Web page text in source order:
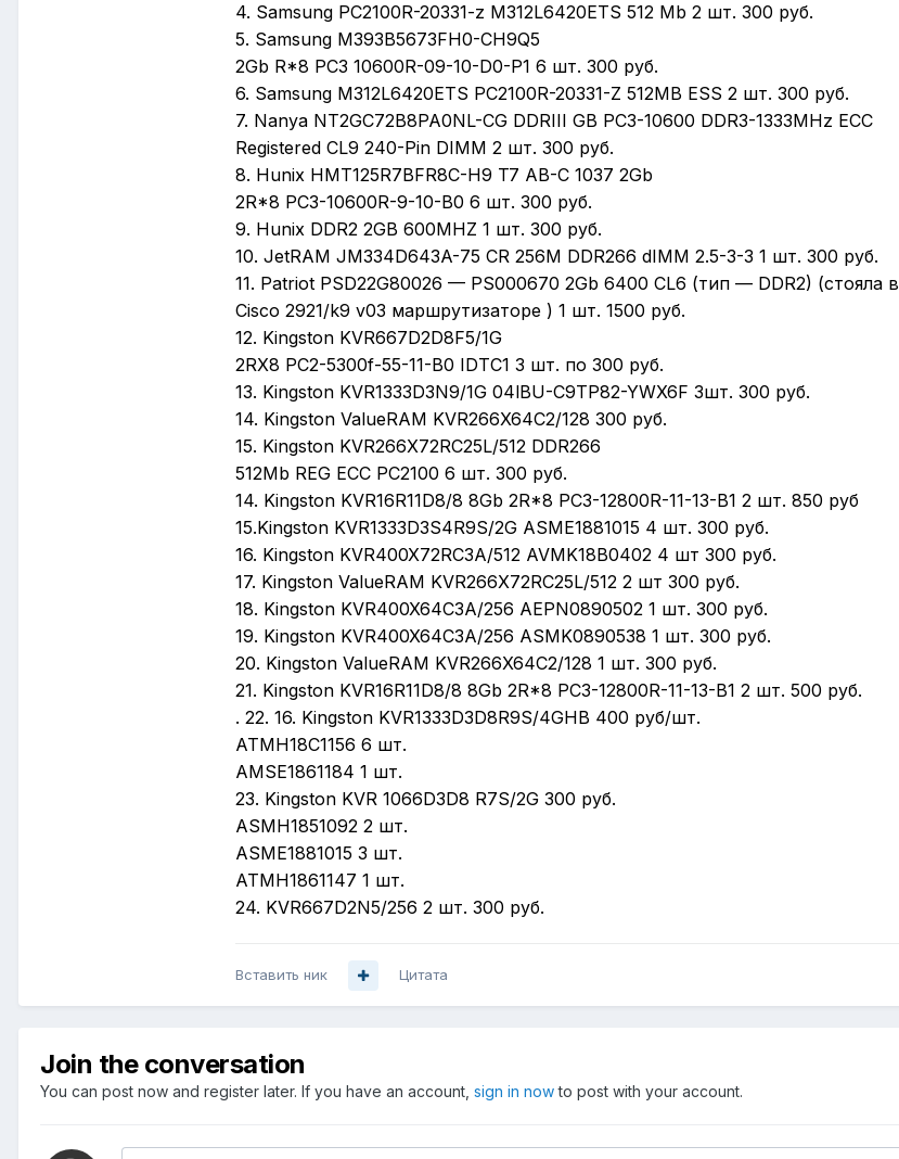
4. Samsung PC2100R-20331-z M312L6420ETS 512 Mb 2 шт. 300 руб.
5. Samsung M393B5673FH0-CH9Q5
2Gb R*8 PC3 10600R-09-10-D0-P1 6 шт. 300 руб.
6. Samsung M312L6420ETS PC2100R-20331-Z 512MB ESS 2 шт. 300 руб.
7. Nanya NT2GC72B8PA0NL-CG DDRIII GB РC3-10600 DDR3-1333МНz ЕCС
Registеred CL9 240-Pin DIMM 2 шт. 300 руб.
8. Hunix HMT125R7BFR8C-H9 T7 AB-C 1037 2Gb
2R*8 PC3-10600R-9-10-B0 6 шт. 300 руб.
9. Hunix DDR2 2GB 600MHZ 1 шт. 300 руб.
10. JetRAM JM334D643A-75 CR 256M DDR266 dIMM 2.5-3-3 1 шт. 300 руб.
11. Patriot PSD22G80026 — PS000670 2Gb 6400 CL6 (тип — DDR2) (стояла в
Cisco 2921/k9 v03 маршрутизаторе ) 1 шт. 1500 руб.
12. Kingston KVR667D2D8F5/1G
2RX8 PC2-5300f-55-11-В0 IDTC1 3 шт. по 300 руб.
13. Kingston KVR1333D3N9/1G 04lBU-C9TP82-YWX6F 3шт. 300 руб.
14. Kingston ValueRAM KVR266X64C2/128 300 руб.
15. Kingston KVR266X72RC25L/512 DDR266
512Mb REG ECC PC2100 6 шт. 300 руб.
14. Kingston KVR16R11D8/8 8Gb 2R*8 PC3-12800R-11-13-B1 2 шт. 850 руб
15.Kingston KVR1333D3S4R9S/2G ASME1881015 4 шт. 300 руб.
16. Kingston KVR400X72RC3A/512 AVMK18B0402 4 шт 300 руб.
17. Kingston ValueRAM KVR266X72RC25L/512 2 шт 300 руб.
18. Kingston KVR400X64C3A/256 AEPN0890502 1 шт. 300 руб.
19. Kingston KVR400X64C3A/256 ASMK0890538 1 шт. 300 руб.
20. Kingston ValueRAM KVR266X64C2/128 1 шт. 300 руб.
21. Kingston KVR16R11D8/8 8Gb 2R*8 PC3-12800R-11-13-B1 2 шт. 500 руб.
. 22. 16. Kingston KVR1333D3D8R9S/4GHB 400 руб/шт.
ATMH18C1156 6 шт.
AMSE1861184 1 шт.
23. Kingston KVR 1066D3D8 R7S/2G 300 руб.
ASMH1851092 2 шт.
ASME1881015 3 шт.
ATMH1861147 1 шт.
24. KVR667D2N5/256 2 шт. 300 руб.
Вставить ник Цитата
Join the conversation
You can post now and register later. If you have an account, sign in nowto post with your account.